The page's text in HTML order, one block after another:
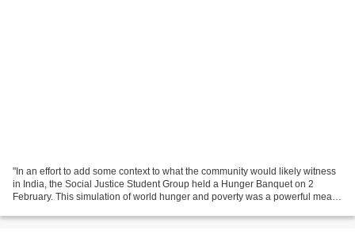
"In an effort to add some context to what the community would likely witness
in India, the Social Justice Student Group held a Hunger Banquet on 2
February. This simulation of world hunger and poverty was a powerful means